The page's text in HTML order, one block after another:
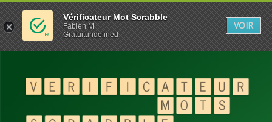
Vérificateur Mot Scrabble
Fabien M
Gratuitundefined
VOIR